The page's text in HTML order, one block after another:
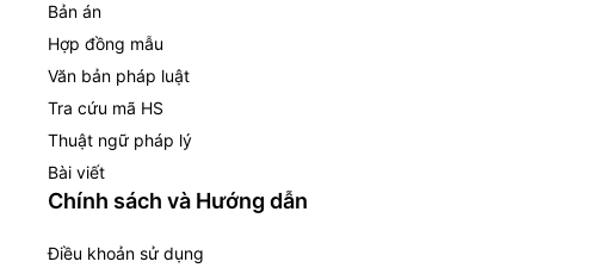
Bản án
Hợp đồng mẫu
Văn bản pháp luật
Tra cứu mã HS
Thuật ngữ pháp lý
Bài viết
Chính sách và Hướng dẫn
Điều khoản sử dụng